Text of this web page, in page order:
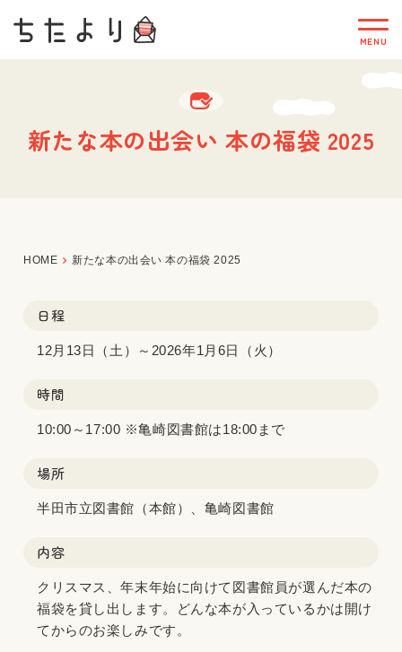
新たな本の出会い 本の福袋 2025
HOME 新たな本の出会い 本の福袋 2025
日程
12月13日（土）～2026年1月6日（火）
時間
10:00～17:00 ※亀崎図書館は18:00まで
場所
半田市立図書館（本館）、亀崎図書館
内容
クリスマス、年末年始に向けて図書館員が選んだ本の
福袋を貸し出します。どんな本が入っているかは開け
てからのお楽しみです。